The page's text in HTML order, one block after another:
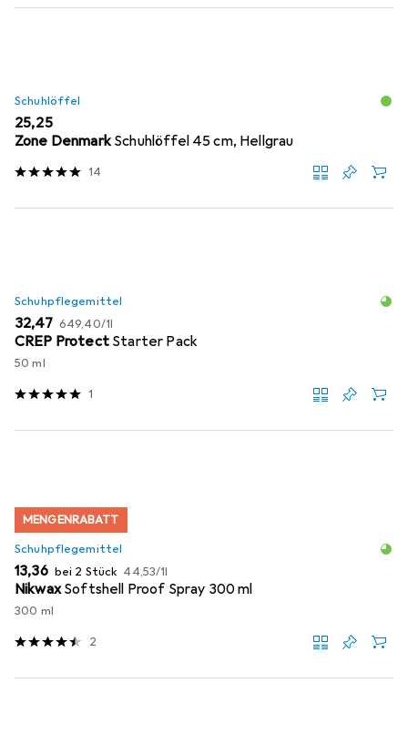
Schuhlöffel
EUR
25,25
Zone Denmark Schuhlöffel 45 cm, Hellgrau
14
Schuhpflegemittel
EUR
32,47 EUR
649,40/1l
CREP Protect Starter Pack
50 ml
1
MENGENRABATT
Schuhpflegemittel
EUR
13,36 bei 2 Stück EUR
44,53/1l
Nikwax Softshell Proof Spray 300 ml
300 ml
2